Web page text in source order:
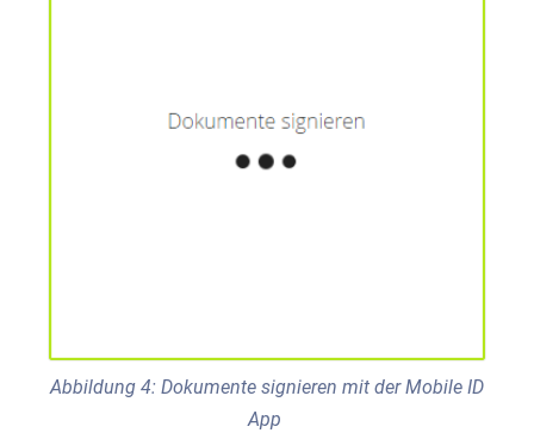
Abbildung 4: Dokumente signieren mit der Mobile ID
App